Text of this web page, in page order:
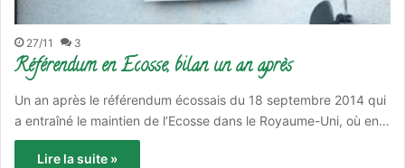
27/11 3
Référendum en Ecosse, bilan un an après
Un an après le référendum écossais du 18 septembre 2014 qui
a entraîné le maintien de l’Ecosse dans le Royaume-Uni, où en…
Lire la suite »